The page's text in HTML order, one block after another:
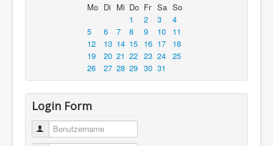
Mo Di Mi Do Fr Sa So
1
2 3
4
5
6 7 8 9 10
11
12
13 14 15 16 17
18
19
20 21 22 23 24
25
26
27 28 29 30 31
Login Form
Benutzername